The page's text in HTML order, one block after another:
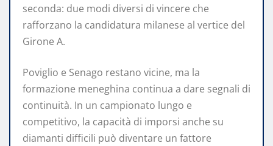
seconda: due modi diversi di vincere che
rafforzano la candidatura milanese al vertice del
Girone A.
Poviglio e Senago restano vicine, ma la
formazione meneghina continua a dare segnali di
continuità. In un campionato lungo e
competitivo, la capacità di imporsi anche su
diamanti difficili può diventare un fattore